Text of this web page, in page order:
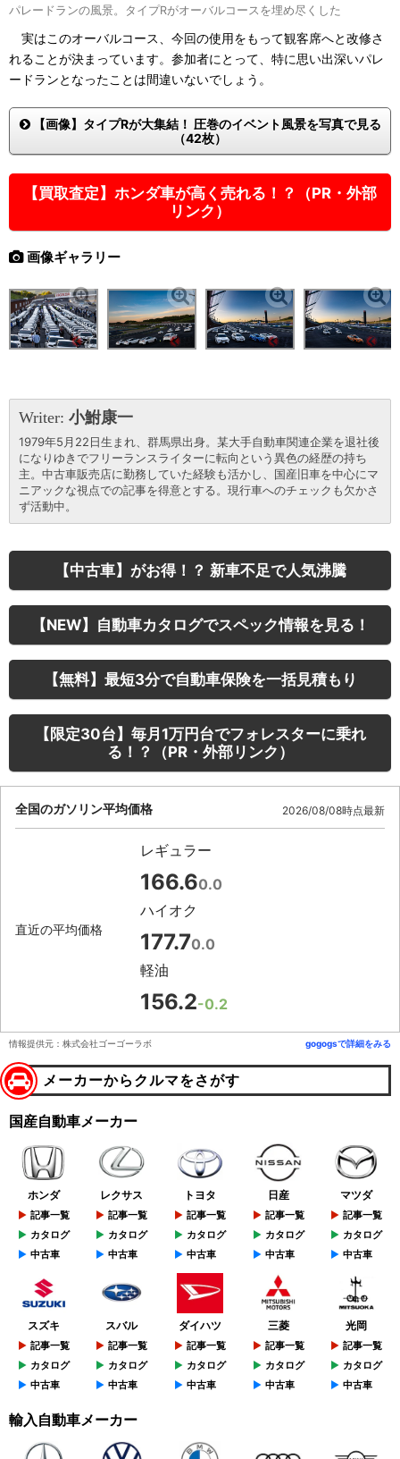
パレードランの風景。タイプRがオーバルコースを埋め尽くした
実はこのオーバルコース、今回の使用をもって観客席へと改修さ
れることが決まっています。参加者にとって、特に思い出深いパレ
ードランとなったことは間違いないでしょう。
【画像】タイプRが大集結！ 圧巻のイベント風景を写真で見る
（42枚）
【買取査定】ホンダ車が高く売れる！？（PR・外部
リンク）
画像ギャラリー
Writer: 小鮒康一
1979年5月22日生まれ、群馬県出身。某大手自動車関連企業を退社後
になりゆきでフリーランスライターに転向という異色の経歴の持ち
主。中古車販売店に勤務していた経験も活かし、国産旧車を中心にマ
ニアックな視点での記事を得意とする。現行車へのチェックも欠かさ
ず活動中。
【中古車】がお得！？ 新車不足で人気沸騰
【NEW】自動車カタログでスペック情報を見る！
【無料】最短3分で自動車保険を一括見積もり
【限定30台】毎月1万円台でフォレスターに乗れ
る！？（PR・外部リンク）
全国のガソリン平均価格 2026/08/08時点最新
直近の平均価格
レギュラー
166.60.0
ハイオク
177.70.0
軽油
156.2-0.2
情報提供元：株式会社ゴーゴーラボ gogogsで詳細をみる
メーカーからクルマをさがす
国産自動車メーカー
ホンダ
記事一覧
カタログ
中古車
レクサス
記事一覧
カタログ
中古車
トヨタ
記事一覧
カタログ
中古車
日産
記事一覧
カタログ
中古車
マツダ
記事一覧
カタログ
中古車
スズキ
記事一覧
カタログ
中古車
スバル
記事一覧
カタログ
中古車
ダイハツ
記事一覧
カタログ
中古車
三菱
記事一覧
カタログ
中古車
光岡
記事一覧
カタログ
中古車
輸入自動車メーカー